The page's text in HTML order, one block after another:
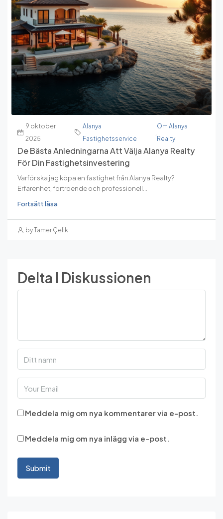
9 oktober
2025
Alanya
Fastighetsservice
Om Alanya
Realty
De Bästa Anledningarna Att Välja Alanya Realty
För Din Fastighetsinvestering
Varför ska jag köpa en fastighet från Alanya Realty?
Erfarenhet, förtroende och professionell...
Fortsätt läsa
by Tamer Çelik
Delta I Diskussionen
Meddela mig om nya kommentarer via e-post.
Meddela mig om nya inlägg via e-post.